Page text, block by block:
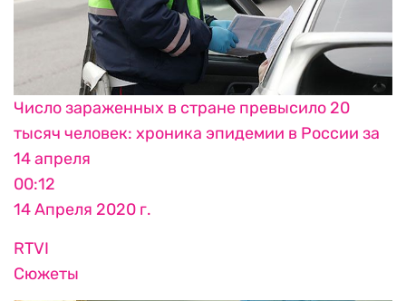
Число зараженных в стране превысило 20
тысяч человек: хроника эпидемии в России за
14 апреля
00:12
14 Апреля 2020 г.
RTVI
Сюжеты